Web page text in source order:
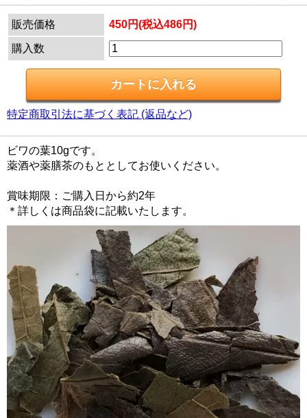
販売価格 450円(税込486円)
購入数
特定商取引法に基づく表記 (返品など)
ビワの葉10gです。
薬酒や薬膳茶のもととしてお使いください。
賞味期限：ご購入日から約2年
＊詳しくは商品袋に記載いたします。